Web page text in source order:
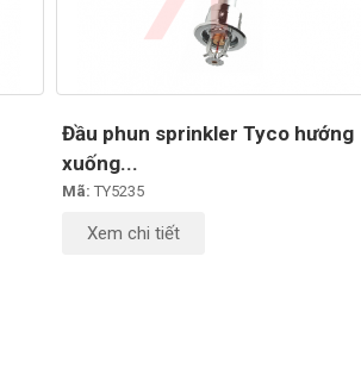
Đầu phun sprinkler Tyco hướng
xuống...
Mã: TY5235
Xem chi tiết